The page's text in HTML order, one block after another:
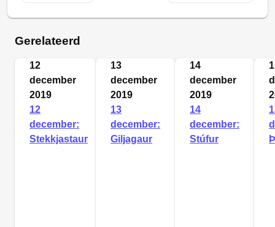
Gerelateerd
12
december
2019
12
december:
Stekkjastaur
13
december
2019
13
december:
Giljagaur
14
december
2019
14
december:
Stúfur